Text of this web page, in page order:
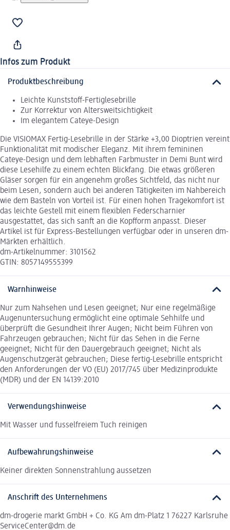
Infos zum Produkt
Produktbeschreibung
Leichte Kunststoff-Fertiglesebrille
Zur Korrektur von Altersweitsichtigkeit
Im elegantem Cateye-Design
Die VISIOMAX Fertig-Lesebrille in der Stärke +3,00 Dioptrien vereint
Funktionalität mit modischer Eleganz. Mit ihrem femininen
Cateye-Design und dem lebhaften Farbmuster in Demi Bunt wird
diese Lesehilfe zu einem echten Blickfang. Die etwas größeren
Gläser sorgen für ein angenehm großes Sichtfeld, das nicht nur
beim Lesen, sondern auch bei anderen Tätigkeiten im Nahbereich
wie dem Basteln von Vorteil ist. Für einen hohen Tragekomfort ist
das leichte Gestell mit einem flexiblen Federscharnier
ausgestattet, das sich sanft an die Kopfform anpasst. Dieser
Artikel ist für Express-Bestellungen verfügbar oder in unseren dm-
Märkten erhältlich.
dm-Artikelnummer: 3101562
GTIN: 8057149555399
Warnhinweise
Nur zum Nahsehen und Lesen geeignet; Nur eine regelmäßige
Augenuntersuchung ermöglicht eine optimale Sehhilfe und
überprüft die Gesundheit Ihrer Augen; Nicht beim Führen von
Fahrzeugen gebrauchen; Nicht für das Sehen in die Ferne
geeignet; Nicht für den Dauergebrauch geeignet; Nicht als
Augenschutzgerät gebrauchen; Diese fertig-Lesebrille entspricht
den Anforderungen der VO (EU) 2017/745 über Medizinprodukte
(MDR) und der EN 14139:2010
Verwendungshinweise
Mit Wasser und fusselfreiem Tuch reinigen
Aufbewahrungshinweise
Keiner direkten Sonnenstrahlung aussetzen
Anschrift des Unternehmens
dm-drogerie markt GmbH + Co. KG Am dm-Platz 1 76227 Karlsruhe
ServiceCenter@dm.de